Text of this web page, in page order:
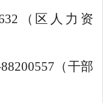
（区人力资
200557 （干部